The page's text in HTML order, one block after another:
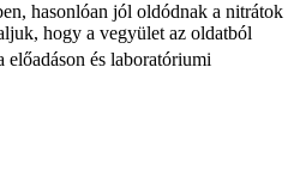
hasonlóan jól oldódnak a nitrátok
hogy a vegyület az oldatból
és laboratóriumi